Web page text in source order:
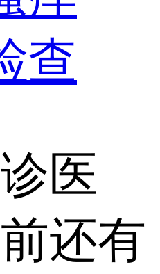
查
医
还有